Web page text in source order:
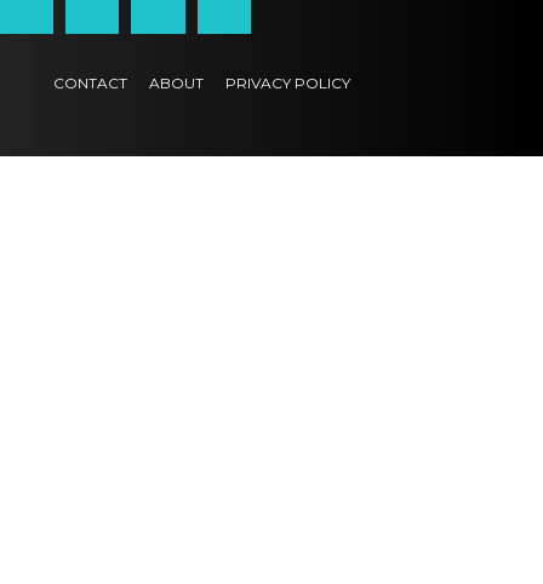
CONTACT ABOUT PRIVACY POLICY